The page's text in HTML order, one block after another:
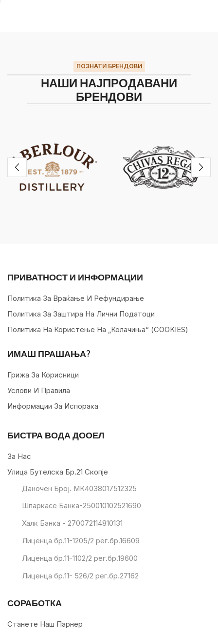
ПОЗНАТИ БРЕНДОВИ
НАШИ НАЈПРОДАВАНИ
БРЕНДОВИ
ПРИВАТНОСТ И ИНФОРМАЦИИ
Политика За Враќање И Рефундирање
Политика За Заштира На Лични Податоци
Политика На Користење На „колачиња“ (COOKIES)
ИМАШ ПРАШАЊА?
Грижа За Корисници
Услови И Правила
Информации За Испорака
БИСТРА ВОДА ДООЕЛ
За Нас
Улица Бутелска Бр.21 Скопје
Даночен Број. МК4038017512325
Шпаркасе Банка-250010102521690
Халк Банка - 270072114810131
Лиценца бр.11-1205/2 рег.бр.16609
Лиценца бр.11-1102/2 рег.бр.19600
Лиценца бр.11- 526/2 рег.бр.27162
СОРАБОТКА
Станете Наш Парнер